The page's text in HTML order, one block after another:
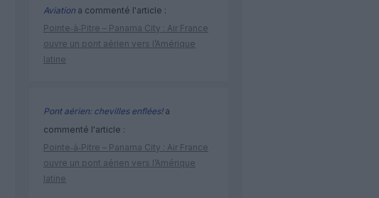
Aviation a commenté l'article :
Pointe‑à‑Pitre – Panama City : Air France
ouvre un pont aérien vers l’Amérique
latine
Pont aérien: chevilles enflées!a
commenté l'article :
Pointe‑à‑Pitre – Panama City : Air France
ouvre un pont aérien vers l’Amérique
latine